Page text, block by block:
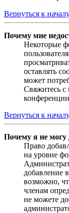
Вернуться к
Почему мне
Некоторые
оставлять
может
Свяжитесь с
Вернуться к
Почему я не могу
Право
на уровне
добавление
возможно,
членам
не можете